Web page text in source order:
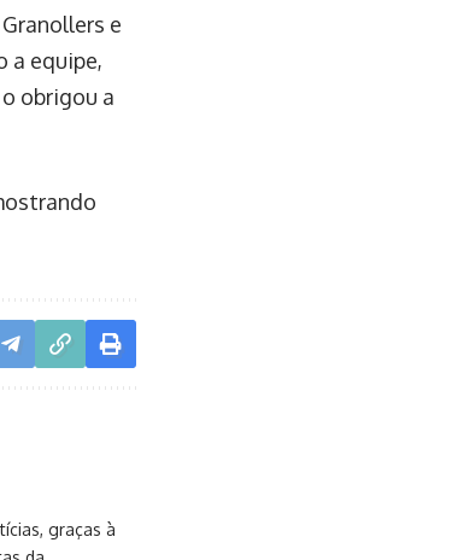
e
a equipe,
obrigou a
graças à